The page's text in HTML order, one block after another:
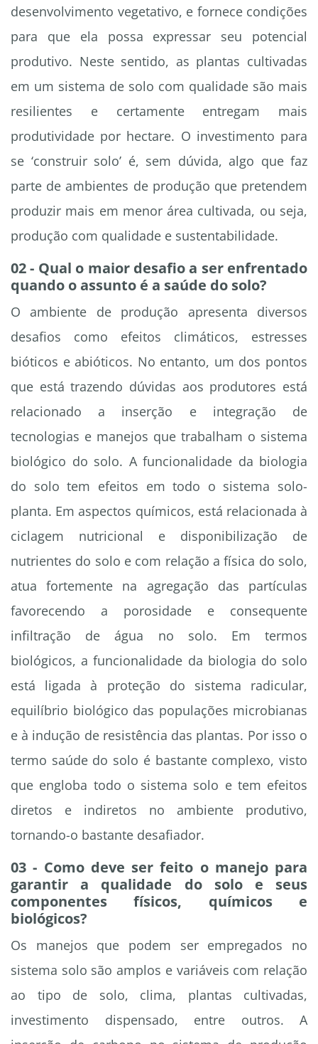
desenvolvimento vegetativo, e fornece condições
para que ela possa expressar seu potencial
produtivo. Neste sentido, as plantas cultivadas
em um sistema de solo com qualidade são mais
resilientes e certamente entregam mais
produtividade por hectare. O investimento para
se ‘construir solo’ é, sem dúvida, algo que faz
parte de ambientes de produção que pretendem
produzir mais em menor área cultivada, ou seja,
produção com qualidade e sustentabilidade.
02 - Qual o maior desafio a ser enfrentado
quando o assunto é a saúde do solo?
O ambiente de produção apresenta diversos
desafios como efeitos climáticos, estresses
bióticos e abióticos. No entanto, um dos pontos
que está trazendo dúvidas aos produtores está
relacionado a inserção e integração de
tecnologias e manejos que trabalham o sistema
biológico do solo. A funcionalidade da biologia
do solo tem efeitos em todo o sistema solo-
planta. Em aspectos químicos, está relacionada à
ciclagem nutricional e disponibilização de
nutrientes do solo e com relação a física do solo,
atua fortemente na agregação das partículas
favorecendo a porosidade e consequente
infiltração de água no solo. Em termos
biológicos, a funcionalidade da biologia do solo
está ligada à proteção do sistema radicular,
equilíbrio biológico das populações microbianas
e à indução de resistência das plantas. Por isso o
termo saúde do solo é bastante complexo, visto
que engloba todo o sistema solo e tem efeitos
diretos e indiretos no ambiente produtivo,
tornando-o bastante desafiador.
03 - Como deve ser feito o manejo para
garantir a qualidade do solo e seus
componentes físicos, químicos e
biológicos?
Os manejos que podem ser empregados no
sistema solo são amplos e variáveis com relação
ao tipo de solo, clima, plantas cultivadas,
investimento dispensado, entre outros. A